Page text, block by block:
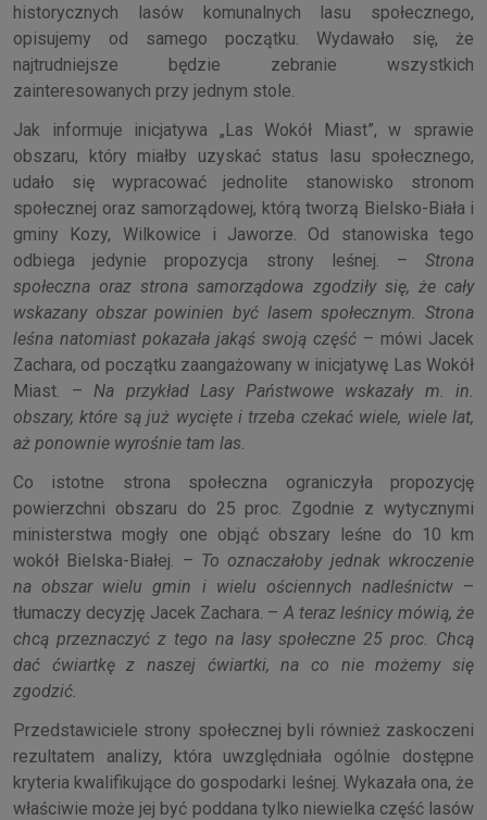
historycznych lasów komunalnych lasu społecznego,
opisujemy od samego początku. Wydawało się, że
najtrudniejsze będzie zebranie wszystkich
zainteresowanych przy jednym stole.
Jak informuje inicjatywa „Las Wokół Miast”, w sprawie
obszaru, który miałby uzyskać status lasu społecznego,
udało się wypracować jednolite stanowisko stronom
społecznej oraz samorządowej, którą tworzą Bielsko-Biała i
gminy Kozy, Wilkowice i Jaworze. Od stanowiska tego
odbiega jedynie propozycja strony leśnej. – Strona
społeczna oraz strona samorządowa zgodziły się, że cały
wskazany obszar powinien być lasem społecznym. Strona
leśna natomiast pokazała jakąś swoją część – mówi Jacek
Zachara, od początku zaangażowany w inicjatywę Las Wokół
Miast. – Na przykład Lasy Państwowe wskazały m. in.
obszary, które są już wycięte i trzeba czekać wiele, wiele lat,
aż ponownie wyrośnie tam las.
Co istotne strona społeczna ograniczyła propozycję
powierzchni obszaru do 25 proc. Zgodnie z wytycznymi
ministerstwa mogły one objąć obszary leśne do 10 km
wokół Bielska-Białej. – To oznaczałoby jednak wkroczenie
na obszar wielu gmin i wielu ościennych nadleśnictw–
tłumaczy decyzję Jacek Zachara. –A teraz leśnicy mówią, że
chcą przeznaczyć z tego na lasy społeczne 25 proc. Chcą
dać ćwiartkę z naszej ćwiartki, na co nie możemy się
zgodzić.
Przedstawiciele strony społecznej byli również zaskoczeni
rezultatem analizy, która uwzględniała ogólnie dostępne
kryteria kwalifikujące do gospodarki leśnej. Wykazała ona, że
właściwie może jej być poddana tylko niewielka część lasów